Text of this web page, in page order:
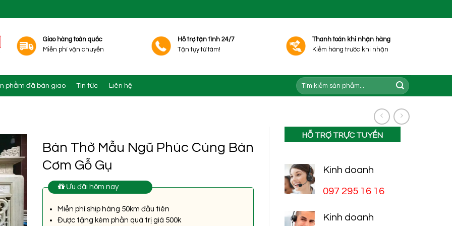
Giao hàng toàn quốc
Miễn phí vận chuyển
Hỗ trợ tận tình 24/7
Tận tụy từ tâm!
Thanh toán khi nhận hàng
Kiểm hàng trước khi nhận
phẩm đã bàn giao Tin tức Liên hệ
Tìm
kiếm:
HỖ TRỢ TRỰC TUYẾN
Kinh doanh
097 295 16 16
Kinh doanh
Bàn Thờ Mẫu Ngũ Phúc Cùng Bàn
Cơm Gỗ Gụ
Ưu đãi hôm nay
Miễn phí ship hàng 50km đầu tiên
Được tặng kèm phần quà trị giá 500k